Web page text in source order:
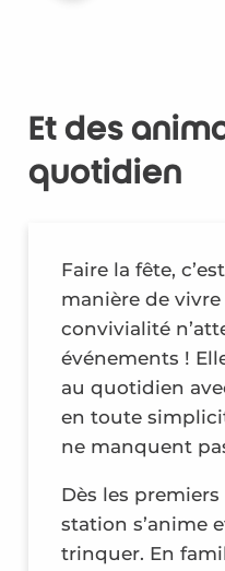
Et des
quotidien
Faire la fête,
manière de
convivialité
événements !
au quotidien
en toute
ne manquent
Dès les
station s’anime
trinquer. En